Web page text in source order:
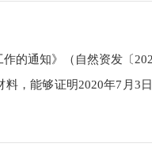
的通知》（自然资发〔
，能够证明2020年7月3